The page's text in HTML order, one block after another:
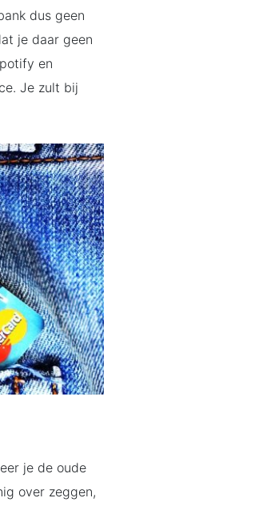
dus geen
je daar geen
en
Je zult bij
je de oude
over zeggen,